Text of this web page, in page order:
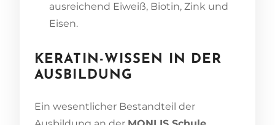
ausreichend Eiweiß, Biotin, Zink und
Eisen.
KERATIN-WISSEN IN DER
AUSBILDUNG
Ein wesentlicher Bestandteil der